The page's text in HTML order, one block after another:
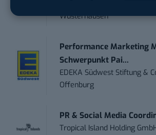
Wusterhausen
Performance Marketing
Schwerpunkt Pai...
EDEKA Südwest Stiftung &
Offenburg
PR & Social Media
Tropical Island Holding